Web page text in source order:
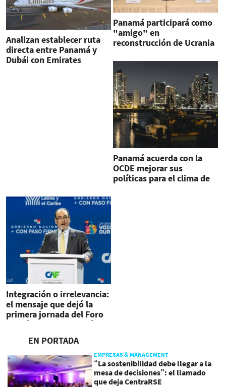
Analizan establecer ruta
directa entre Panamá y
Dubái con Emirates
Panamá participará como
"amigo" en
reconstrucción de Ucrania
Panamá acuerda con la
OCDE mejorar sus
políticas para el clima de
Integración o irrelevancia:
el mensaje que dejó la
primera jornada del Foro
Económico en Panamá
EN PORTADA
EMPRESAS & MANAGEMENT
“La sostenibilidad debe llegar a la
mesa de decisiones”: el llamado
que deja CentraRSE